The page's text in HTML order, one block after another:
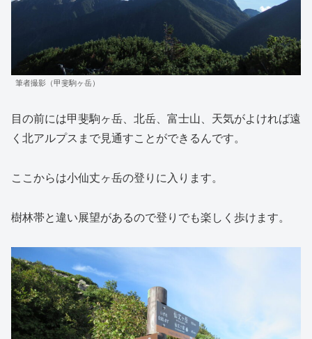
筆者撮影（甲斐駒ヶ岳）
目の前には甲斐駒ヶ岳、北岳、富士山、天気がよければ遠
く北アルプスまで見通すことができるんです。
ここからは小仙丈ヶ岳の登りに入ります。
樹林帯と違い展望があるので登りでも楽しく歩けます。